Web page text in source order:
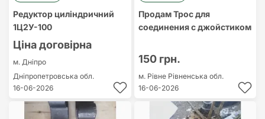
Редуктор циліндричний
1Ц2У-100
Ціна договірна
м. Дніпро
Дніпропетровська обл.
16-06-2026
Продам Трос для
соединения с джойстиком
150 грн.
м. Рівне Рівненська обл.
16-06-2026